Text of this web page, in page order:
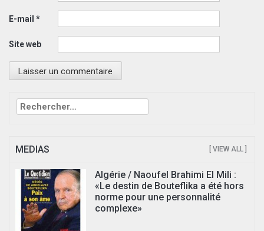
E-mail *
Site web
Rechercher :
MEDIAS [ VIEW ALL ]
Algérie / Naoufel Brahimi El Mili :
«Le destin de Bouteflika a été hors
norme pour une personnalité
complexe»